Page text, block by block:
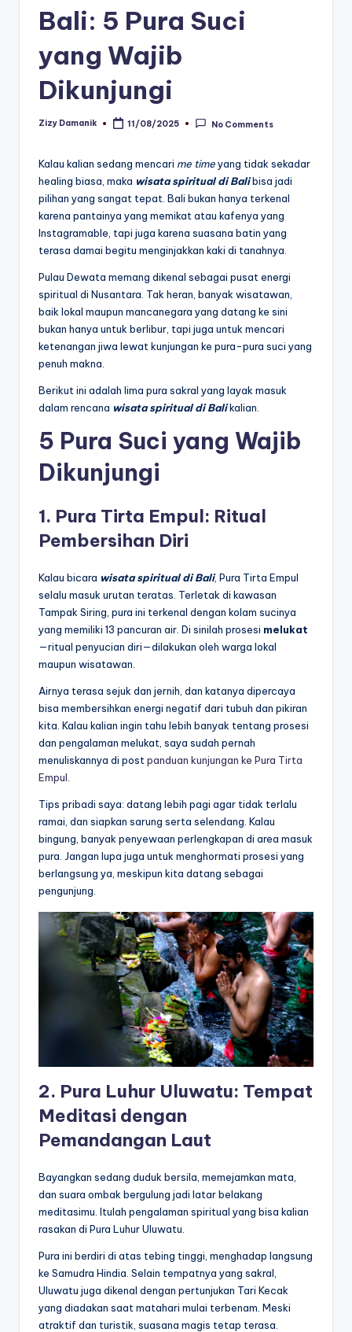
Bali: 5 Pura Suci
yang Wajib
Dikunjungi
Posted
Zizy Damanik 11/08/2025 No Comments
Kalau kalian sedang mencari me timeyang tidak sekadar
healing biasa, maka wisata spiritual di Balibisa jadi
pilihan yang sangat tepat. Bali bukan hanya terkenal
karena pantainya yang memikat atau kafenya yang
Instagramable, tapi juga karena suasana batin yang
terasa damai begitu menginjakkan kaki di tanahnya.
Pulau Dewata memang dikenal sebagai pusat energi
spiritual di Nusantara. Tak heran, banyak wisatawan,
baik lokal maupun mancanegara yang datang ke sini
bukan hanya untuk berlibur, tapi juga untuk mencari
ketenangan jiwa lewat kunjungan ke pura-pura suci yang
penuh makna.
Berikut ini adalah lima pura sakral yang layak masuk
dalam rencana wisata spiritual di Balikalian.
5 Pura Suci yang Wajib
Dikunjungi
1. Pura Tirta Empul: Ritual
Pembersihan Diri
Kalau bicara wisata spiritual di Bali, Pura Tirta Empul
selalu masuk urutan teratas. Terletak di kawasan
Tampak Siring, pura ini terkenal dengan kolam sucinya
yang memiliki 13 pancuran air. Di sinilah prosesi melukat
—ritual penyucian diri—dilakukan oleh warga lokal
maupun wisatawan.
Airnya terasa sejuk dan jernih, dan katanya dipercaya
bisa membersihkan energi negatif dari tubuh dan pikiran
kita. Kalau kalian ingin tahu lebih banyak tentang prosesi
dan pengalaman melukat, saya sudah pernah
menuliskannya di post panduan kunjungan ke Pura Tirta
Empul
Tips pribadi saya: datang lebih pagi agar tidak terlalu
ramai, dan siapkan sarung serta selendang. Kalau
bingung, banyak penyewaan perlengkapan di area masuk
pura. Jangan lupa juga untuk menghormati prosesi yang
berlangsung ya, meskipun kita datang sebagai
pengunjung.
2. Pura Luhur Uluwatu: Tempat
Meditasi dengan
Pemandangan Laut
Bayangkan sedang duduk bersila, memejamkan mata,
dan suara ombak bergulung jadi latar belakang
meditasimu. Itulah pengalaman spiritual yang bisa kalian
rasakan di Pura Luhur Uluwatu.
Pura ini berdiri di atas tebing tinggi, menghadap langsung
ke Samudra Hindia. Selain tempatnya yang sakral,
Uluwatu juga dikenal dengan pertunjukan Tari Kecak
yang diadakan saat matahari mulai terbenam. Meski
atraktif dan turistik, suasana magis tetap terasa.